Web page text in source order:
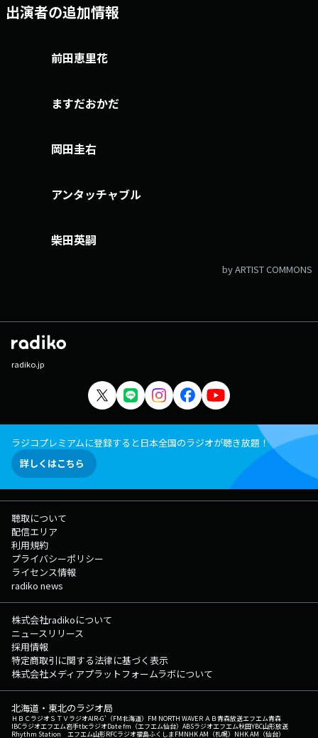
出演者の追加情報
前田恵里花
ますだおかだ
岡田圭右
アンタッチャブル
柴田英嗣
by ARTIST COMMONS
radiko.jp
ラジコプレミアムに登録すると日本全国のラジオが聴き放題！
詳しくはこちら
聴取について
配信エリア
利用規約
プライバシーポリシー
ライセンス情報
radiko news
株式会社radikoについて
ニュースリリース
採用情報
特定商取引に関する法律に基づく表示
株式会社メディアプラットフォームラボについて
北海道・東北のラジオ局
ＨＢＣラジオＳＴＶラジオAIR-G'（FM北海道） FM NORTH WAVEＲＡＢ青森放送エフエム青森
IBCラジオエフエム岩手tbcラジオDate fm（エフエム仙台） ABSラジオエフエム秋田YBC山形放送
Rhythm Station エフエム山形RFCラジオ福島ふくしまFMNHK AM（札幌） NHK AM（仙台）